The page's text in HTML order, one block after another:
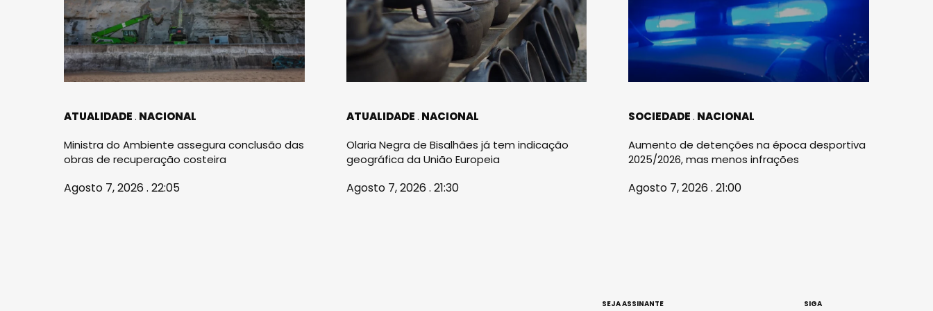
ATUALIDADE NACIONAL
Ministra do Ambiente assegura conclusão das
obras de recuperação costeira
Agosto 7, 2026 . 22:05
ATUALIDADE NACIONAL
Olaria Negra de Bisalhães já tem indicação
geográfica da União Europeia
Agosto 7, 2026 . 21:30
SOCIEDADE NACIONAL
Aumento de detenções na época desportiva
2025/2026, mas menos infrações
Agosto 7, 2026 . 21:00
SEJA ASSINANTE SIGA